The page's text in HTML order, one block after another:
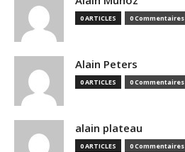
0 ARTICLES 0 Commentaires
Alain Peters
0 ARTICLES 0 Commentaires
alain plateau
0 ARTICLES 0 Commentaires